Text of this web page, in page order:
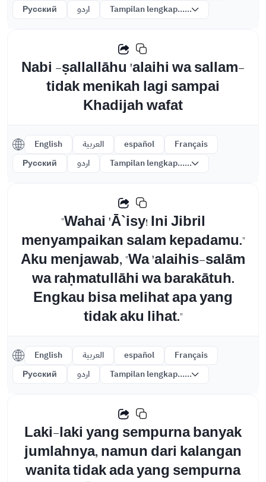
Русский
اردو Tampilan lengkap......
Nabi -ṣallallāhu 'alaihi wa sallam-
tidak menikah lagi sampai
Khadijah wafat
English العربية español
Français
Русский
اردو Tampilan lengkap......
"Wahai 'Ā`isy! Ini Jibril
menyampaikan salam kepadamu."
Aku menjawab, "Wa 'alaihis-salām
wa raḥmatullāhi wa barakātuh.
Engkau bisa melihat apa yang
tidak aku lihat."
English العربية español
Français
Русский
اردو Tampilan lengkap......
Laki-laki yang sempurna banyak
jumlahnya, namun dari kalangan
wanita tidak ada yang sempurna